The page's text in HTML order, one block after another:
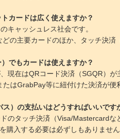
カードは広く使えますか？
キャッシュレス社会です。
の主要カードのほか、タッチ決済
でもカードは使えますか？
現在はQRコード決済（SGQR）が
はGrabPay等に紐付けた決済が便
）の支払いはどうすればいいです
のタッチ決済（Visa/Mastercardな
入する必要は必ずしもありません